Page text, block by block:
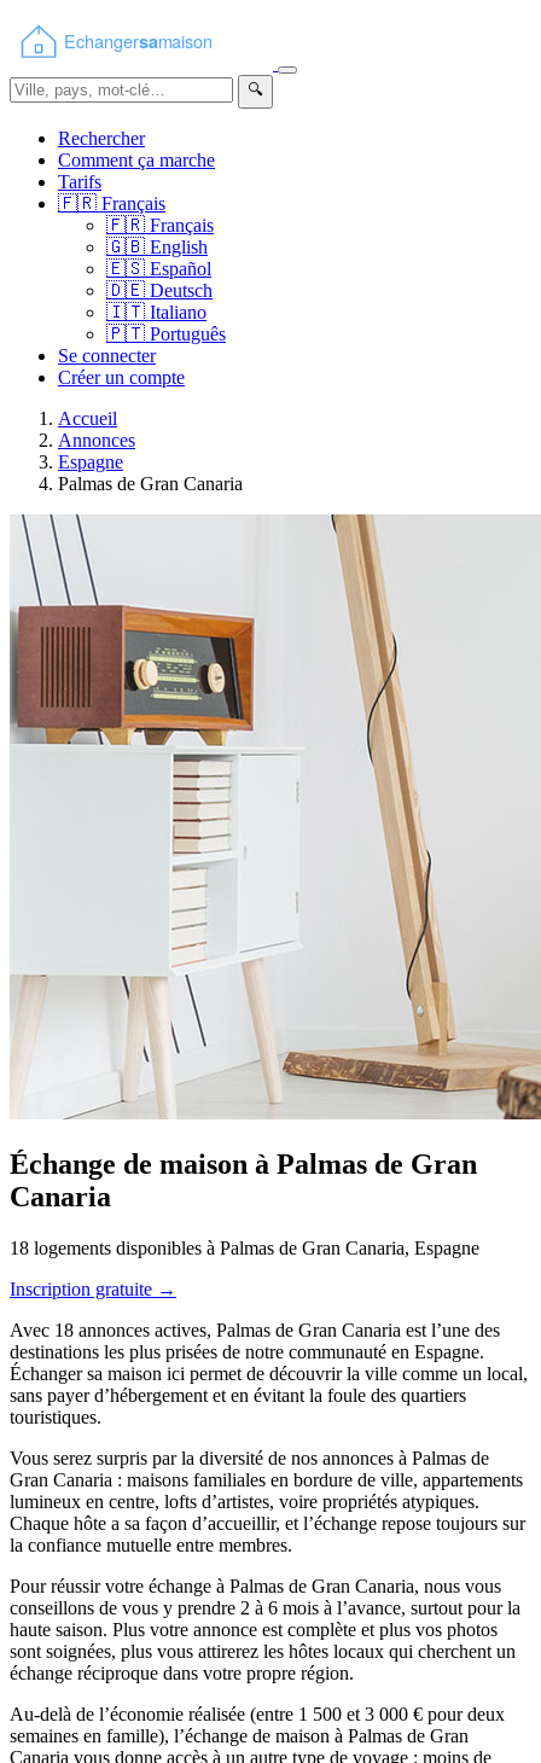
🔍
Rechercher
Comment ça marche
Tarifs
🇫🇷 Français
🇫🇷 Français
🇬🇧 English
🇪🇸 Español
🇩🇪 Deutsch
🇮🇹 Italiano
🇵🇹 Português
Se connecter
Créer un compte
Accueil
Annonces
Espagne
Palmas de Gran Canaria
Échange de maison à Palmas de Gran
Canaria
18 logements disponibles à Palmas de Gran Canaria, Espagne
Inscription gratuite →
Avec 18 annonces actives, Palmas de Gran Canaria est l’une des
destinations les plus prisées de notre communauté en Espagne.
Échanger sa maison ici permet de découvrir la ville comme un local,
sans payer d’hébergement et en évitant la foule des quartiers
touristiques.
Vous serez surpris par la diversité de nos annonces à Palmas de
Gran Canaria : maisons familiales en bordure de ville, appartements
lumineux en centre, lofts d’artistes, voire propriétés atypiques.
Chaque hôte a sa façon d’accueillir, et l’échange repose toujours sur
la confiance mutuelle entre membres.
Pour réussir votre échange à Palmas de Gran Canaria, nous vous
conseillons de vous y prendre 2 à 6 mois à l’avance, surtout pour la
haute saison. Plus votre annonce est complète et plus vos photos
sont soignées, plus vous attirerez les hôtes locaux qui cherchent un
échange réciproque dans votre propre région.
Au-delà de l’économie réalisée (entre 1 500 et 3 000 € pour deux
semaines en famille), l’échange de maison à Palmas de Gran
Canaria vous donne accès à un autre type de voyage : moins de